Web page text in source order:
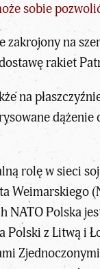
sobie
zakrojony na
rakiet
na
rolę w sieci
Weimarskiego
NATO Polska
Polski z Litwą i